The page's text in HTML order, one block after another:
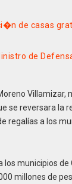
de casas
de
se reversara la
regalías a los
municipios de
millones de